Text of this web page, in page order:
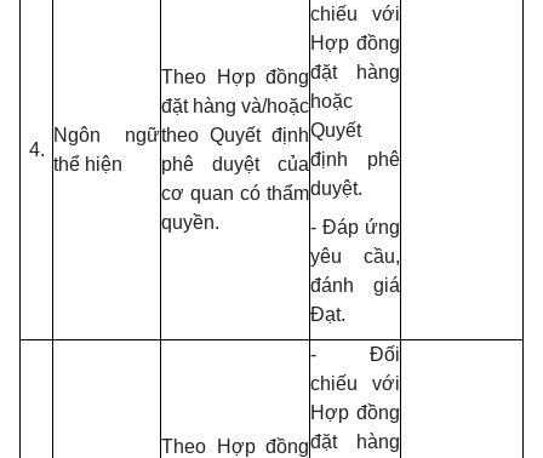
4.
Ngôn ngữ
thể hiện
Theo Hợp đồng
đặt hàng và/hoặc
theo Quyết định
phê duyệt của
cơ quan có thẩm
quyền.
chiếu với
Hợp đồng
đặt hàng
hoặc
Quyết
định phê
duyệt.
- Đáp ứng
yêu cầu,
đánh giá
Đạt.
Theo Hợp đồng
- Đối
chiếu với
Hợp đồng
đặt hàng